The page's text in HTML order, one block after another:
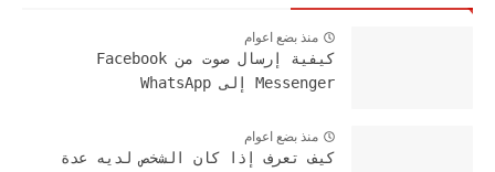
منذ بضع اعوام
كيفية إرسال صوت من Facebook
Messenger إلى WhatsApp
منذ بضع اعوام
كيف تعرف إذا كان الشخص لديه عدة